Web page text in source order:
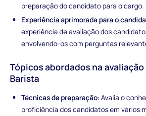
preparação do candidato para o cargo.
Experiência aprimorada para o
experiência de avaliação dos
envolvendo-os com perguntas
Tópicos abordados na
Barista
Técnicas de preparação: Avalia o
proficiência dos candidatos em vários